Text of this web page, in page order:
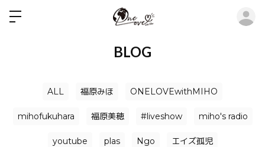
BLOG
ALL 福原みほ ONELOVEwithMIHO
mihofukuhara 福原美穂 #liveshow miho's radio
youtube plas Ngo エイズ孤児